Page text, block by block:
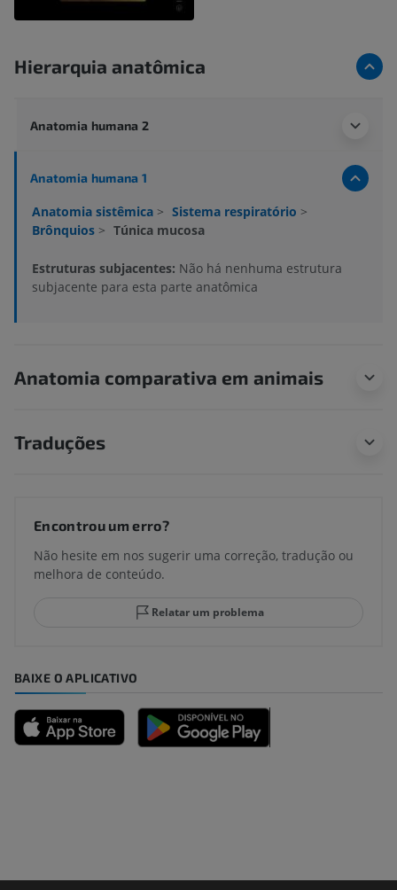
Hierarquia anatômica
Anatomia humana 2
Anatomia humana 1
Anatomia sistêmica > Sistema respiratório >
Brônquios > Túnica mucosa
Estruturas subjacentes: Não há nenhuma estrutura
subjacente para esta parte anatômica
Anatomia comparativa em animais
Traduções
Encontrou um erro?
Não hesite em nos sugerir uma correção, tradução ou
melhora de conteúdo.
Relatar um problema
BAIXE O APLICATIVO